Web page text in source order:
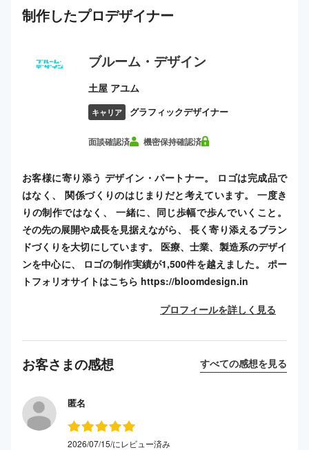
制作したプロデザイナー
ブルーム・デザイン
土屋 アユム
キャリア グラフィックデザイナー
面談確認済 機密保持確認済
お客様に寄り添う デザイン・パートナー。 ロゴは完成品で
はなく、 関係づくりのはじまりだと考えています。 一度き
りの制作ではなく、 一緒に、同じ歩幅で歩んでいくこと。
その先の展開や成長を見据えながら、 長く寄り添えるブラン
ドづくりを大切にしています。 医療、士業、製造系のデザイ
ンを中心に、 ロゴの制作実績が1,500件を越えました。 ポー
トフォリオサイトはこちら https://bloomdesign.in
プロフィールを詳しく見る
お客さまの感想 すべての感想を見る
匿名
2026/07/15/にレビュー済み